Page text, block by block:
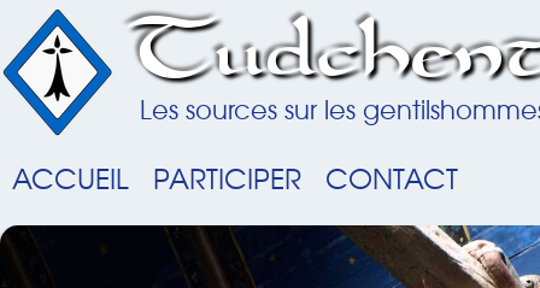
Les sources sur les
ACCUEIL PARTICIPER CONTACT